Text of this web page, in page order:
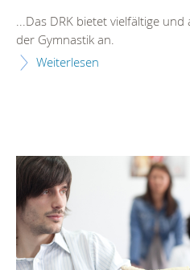
...Das DRK bietet vielfältige
der Gymnastik an.
Weiterlesen